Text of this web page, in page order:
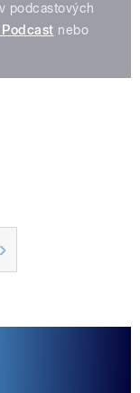
podcastových
nebo